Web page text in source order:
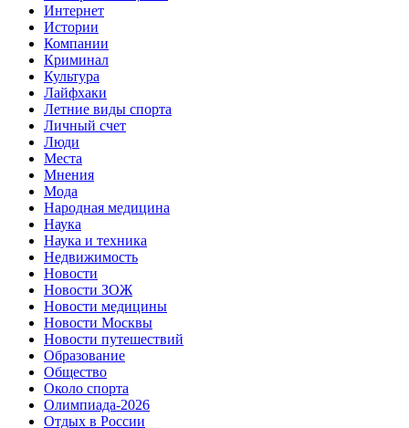
Интернет
Истории
Компании
Криминал
Культура
Лайфхаки
Летние виды спорта
Личный счет
Люди
Места
Мнения
Мода
Народная медицина
Наука
Наука и техника
Недвижимость
Новости
Новости ЗОЖ
Новости медицины
Новости Москвы
Новости путешествий
Образование
Общество
Около спорта
Олимпиада-2026
Отдых в России